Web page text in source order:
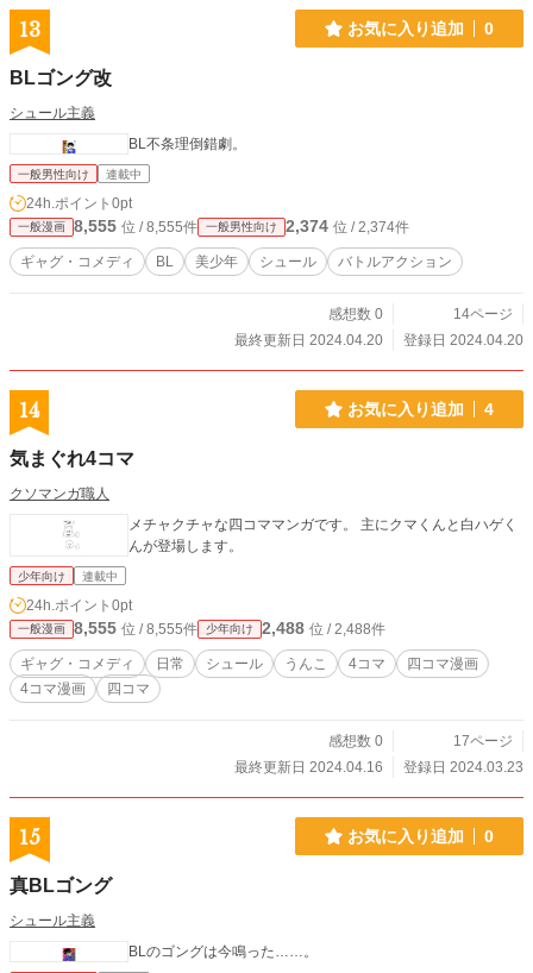
13 お気に入り追加 0
BLゴング改
シュール主義
BL不条理倒錯劇。
一般男性向け 連載中
24h.ポイント 0pt
一般漫画 8,555 位 / 8,555件 一般男性向け 2,374 位 / 2,374件
ギャグ・コメディ BL 美少年 シュール バトルアクション
感想数 0
14ページ
最終更新日 2024.04.20
登録日 2024.04.20
14 お気に入り追加 4
気まぐれ4コマ
クソマンガ職人
メチャクチャな四コママンガです。 主にクマくんと白ハゲく
んが登場します。
少年向け 連載中
24h.ポイント 0pt
一般漫画 8,555 位 / 8,555件 少年向け 2,488 位 / 2,488件
ギャグ・コメディ 日常 シュール うんこ 4コマ
四コマ漫画
4コマ漫画
四コマ
感想数 0
17ページ
最終更新日 2024.04.16
登録日 2024.03.23
15 お気に入り追加 0
真BLゴング
シュール主義
BLのゴングは今鳴った……。